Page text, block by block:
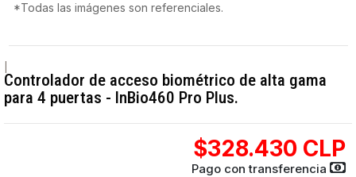
*Todas las imágenes son referenciales.
Controlador de acceso biométrico de alta gama
para 4 puertas - InBio460 Pro Plus.
$328.430 CLP
Pago con transferencia